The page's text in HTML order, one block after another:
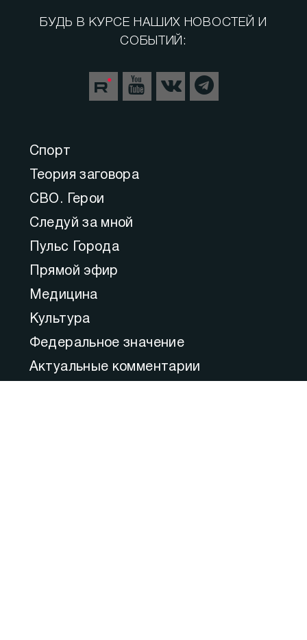
Спорт
Теория заговора
СВО. Герои
Следуй за мной
Пульс Города
Прямой эфир
Медицина
Культура
Федеральное значение
Актуальные комментарии
БУДЬ В КУРСЕ НАШИХ НОВОСТЕЙ И
СОБЫТИЙ: